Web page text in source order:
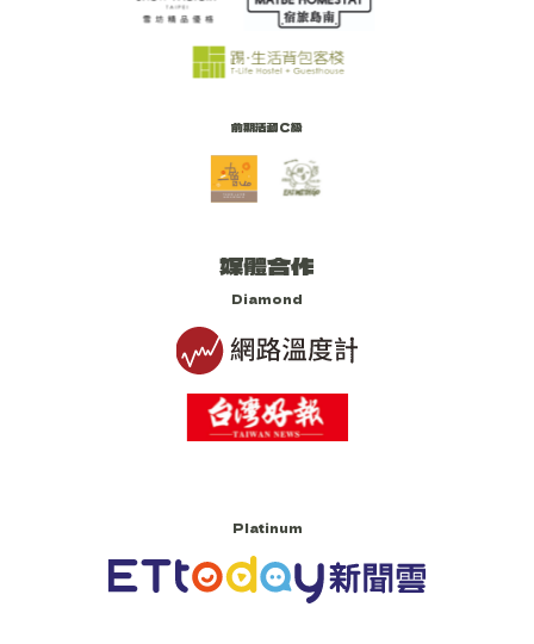
前期活動C級
媒體合作
Diamond
Platinum